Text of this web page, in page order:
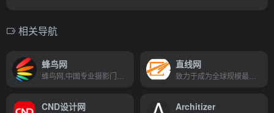
相关导航
蜂鸟网 直线网
CND设计网 Architizer